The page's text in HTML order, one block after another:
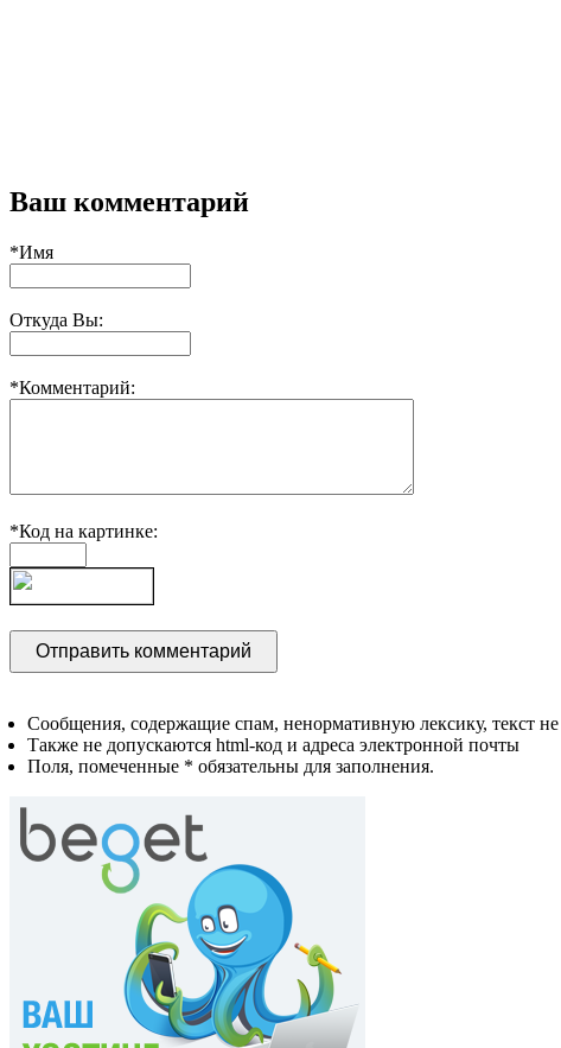
Ваш комментарий
*Имя
Откуда Вы:
*Комментарий:
*Код на картинке:
Сообщения, содержащие спам, ненормативную лексику, текст
Также не допускаются html-код и адреса электронной почты
Поля, помеченные * обязательны для заполнения.